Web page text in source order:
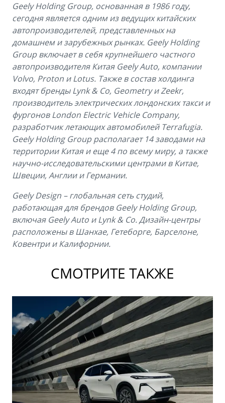
Geely Holding Group, основанная в 1986 году,
сегодня является одним из ведущих китайских
автопроизводителей, представленных на
домашнем и зарубежных рынках. Geely Holding
Group включает в себя крупнейшего частного
автопроизводителя Китая Geely Auto, компании
Volvo, Proton и Lotus. Также в состав холдинга
входят бренды Lynk & Co, Geometry и Zeekr,
производитель электрических лондонских такси и
фургонов London Electric Vehicle Company,
разработчик летающих автомобилей Terrafugia.
Geely Holding Group располагает 14 заводами на
территории Китая и еще 4 по всему миру, а также
научно-исследовательскими центрами в Китае,
Швеции, Англии и Германии.
Geely Design – глобальная сеть студий,
работающая для брендов Geely Holding Group,
включая Geely Auto и Lynk & Co. Дизайн-центры
расположены в Шанхае, Гетеборге, Барселоне,
Ковентри и Калифорнии.
СМОТРИТЕ ТАКЖЕ